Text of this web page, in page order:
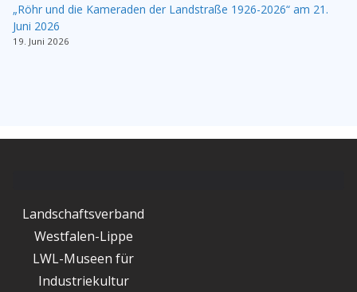
„Röhr und die Kameraden der Landstraße 1926-2026“ am 21.
Juni 2026
19. Juni 2026
Landschaftsverband
Westfalen-Lippe
LWL-Museen für
Industriekultur